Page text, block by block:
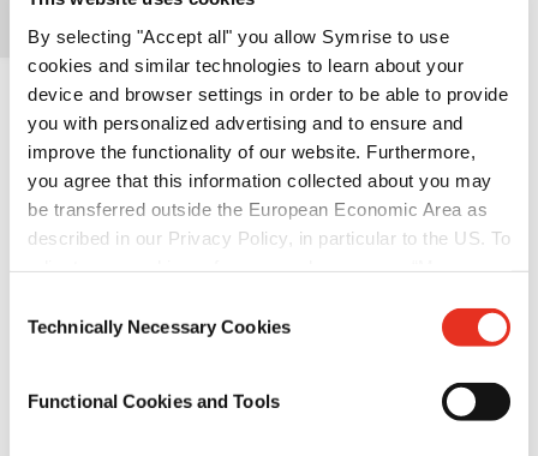
By selecting "Accept all" you allow Symrise to use
cookies and similar technologies to learn about your
device and browser settings in order to be able to provide
you with personalized advertising and to ensure and
improve the functionality of our website. Furthermore,
you agree that this information collected about you may
be transferred outside the European Economic Area as
described in our Privacy Policy, in particular to the US. To
information.
Selection
Technically Necessary Cookies
Functional Cookies and Tools
水解蛋白